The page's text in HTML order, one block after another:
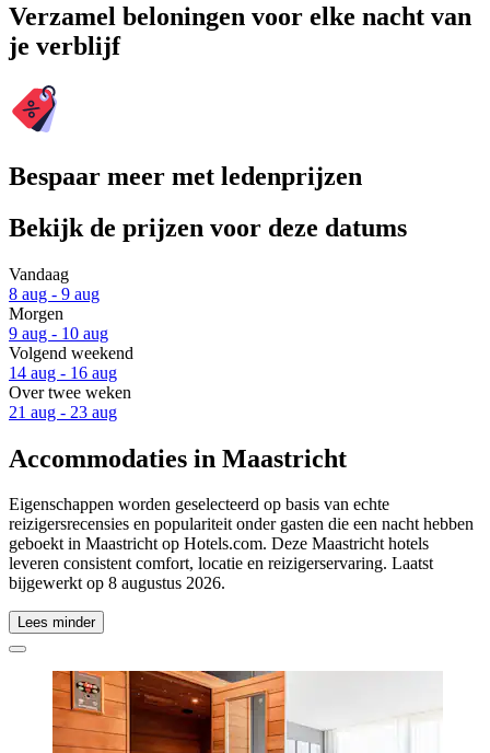
Verzamel beloningen voor elke nacht van
je verblijf
Bespaar meer met ledenprijzen
Bekijk de prijzen voor deze datums
Vandaag
8 aug - 9 aug
Morgen
9 aug - 10 aug
Volgend weekend
14 aug - 16 aug
Over twee weken
21 aug - 23 aug
Accommodaties in Maastricht
Eigenschappen worden geselecteerd op basis van echte
reizigersrecensies en populariteit onder gasten die een nacht hebben
geboekt in Maastricht op Hotels.com. Deze Maastricht hotels
leveren consistent comfort, locatie en reizigerservaring. Laatst
bijgewerkt op 8 augustus 2026.
Lees minder